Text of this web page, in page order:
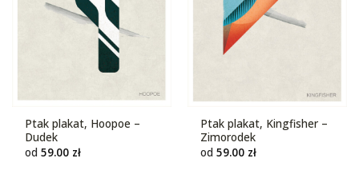
Ptak plakat, Hoopoe –
Dudek
od59.00 zł
Ptak plakat, Kingfisher –
Zimorodek
od59.00 zł